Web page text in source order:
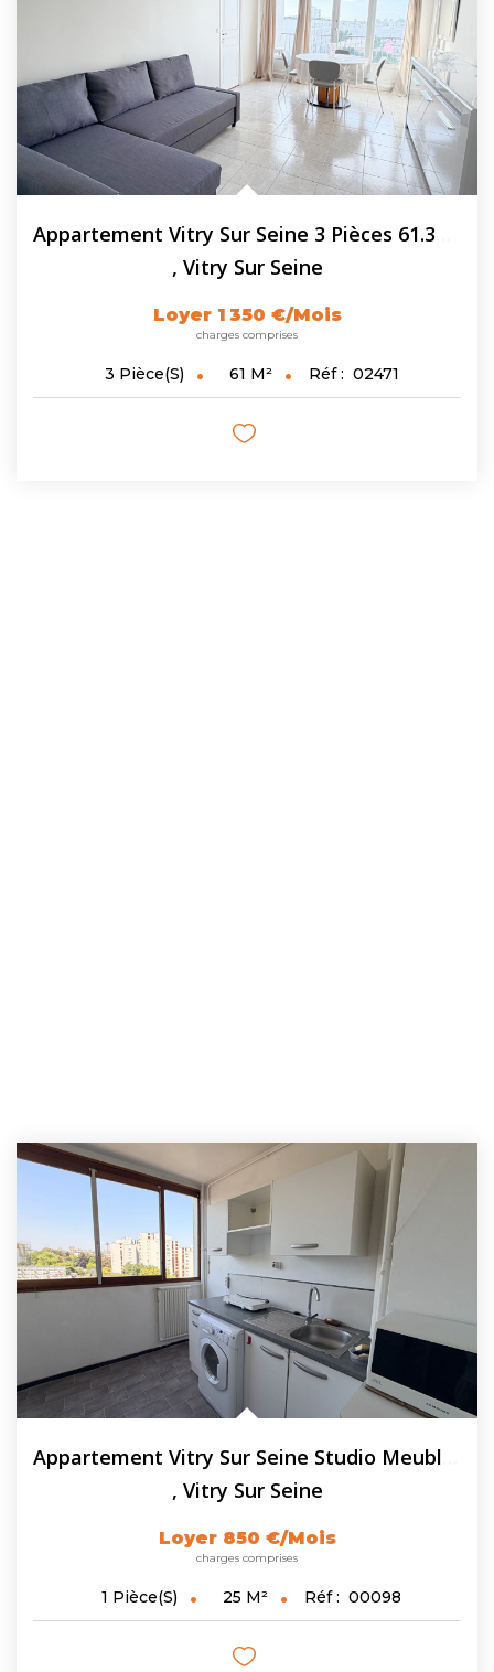
, Vitry Sur Seine
Loyer 1 350 €/mois
charges comprises
3 Pièce(s) 61 M² Réf : 02471
, Vitry Sur Seine
Loyer 850 €/mois
charges comprises
1 Pièce(s) 25 M² Réf : 00098